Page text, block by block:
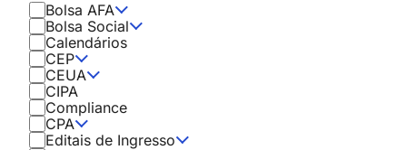
Bolsa AFA
Bolsa Social
Calendários
CEP
CEUA
CIPA
Compliance
CPA
Editais de Ingresso